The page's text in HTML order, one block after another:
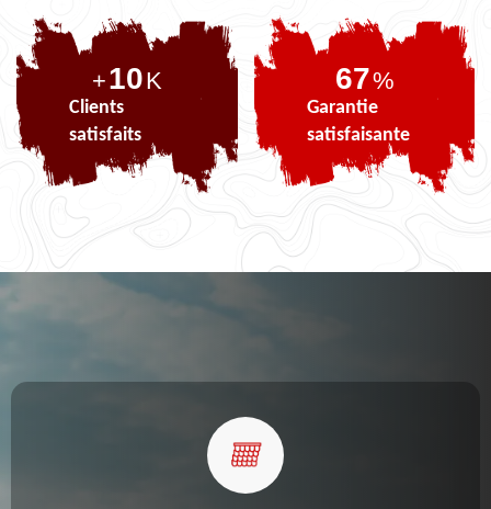
+10K
Clients
satisfaits
86%
Garantie
satisfaisante